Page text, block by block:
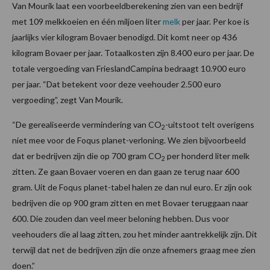
Van Mourik laat een voorbeeldberekening zien van een bedrijf
met 109 melkkoeien en één miljoen litermelkper jaar. Per koe is
jaarlijks vier kilogram Bovaer benodigd. Dit komt neer op 436
kilogram Bovaer per jaar. Totaalkosten zijn 8.400 euro per jaar. De
totale vergoeding van FrieslandCampina bedraagt 10.900 euro
per jaar. “Dat betekent voor deze veehouder 2.500 euro
vergoeding”, zegt Van Mourik.
“De gerealiseerde vermindering van CO2-uitstoot telt overigens
niet mee voor de Foqus planet-verloning. We zien bijvoorbeeld
dat er bedrijven zijn die op 700 gram CO2 per honderd liter melk
zitten. Ze gaan Bovaer voeren en dan gaan ze terug naar 600
gram. Uit de Foqus planet-tabel halen ze dan nul euro. Er zijn ook
bedrijven die op 900 gram zitten en met Bovaer teruggaan naar
600. Die zouden dan veel meer beloning hebben. Dus voor
veehouders die al laag zitten, zou het minder aantrekkelijk zijn. Dit
terwijl dat net de bedrijven zijn die onze afnemers graag mee zien
doen.”